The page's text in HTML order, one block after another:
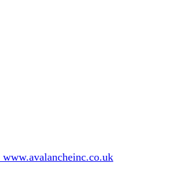
www.avalancheinc.co.uk